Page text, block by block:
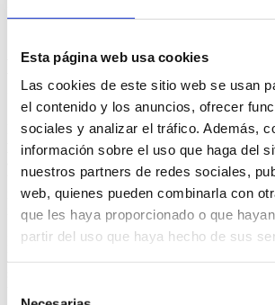
Esta página web usa cookies
Las cookies de este sitio web se usan
el contenido y los anuncios, ofrecer
sociales y analizar el tráfico. Además,
información sobre el uso que haga del
nuestros partners de redes sociales,
web, quienes pueden combinarla con
que les haya proporcionado o que
partir del uso que haya hecho de sus
I+D+i e innovación
Maximizamos tus
en la obtención de ayudas
Nuestro equipo especializado ofrece una
personalizadapara identificar y gestionar las
adecuadas para tu empresa, tanto a nivel
través de un análisis detallado, elaboramos un
medida , optimizando las oportunidades de
inversión.
Nos encargamos de lagestión integral de las
todos los requisitos hasta la justificación final y